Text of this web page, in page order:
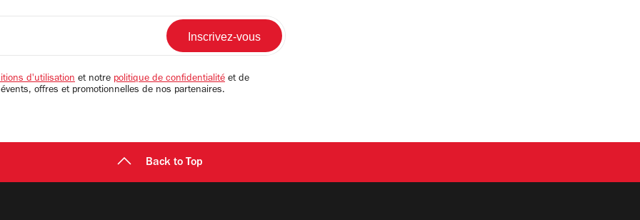
d'utilisation et notre politique de confidentialité et de
offres et promotionnelles de nos partenaires.
Back to Top